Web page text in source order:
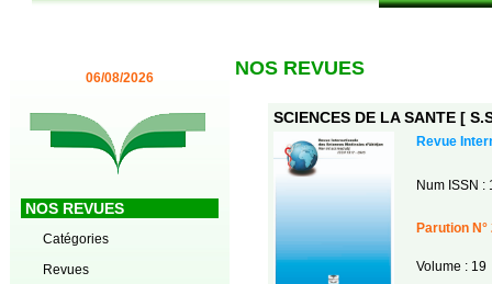
06/08/2026
NOS REVUES
Catégories
Revues
NOS REVUES
SCIENCES DE LA SANTE [
Revue
Num ISSN :
Parution N°
Volume : 19